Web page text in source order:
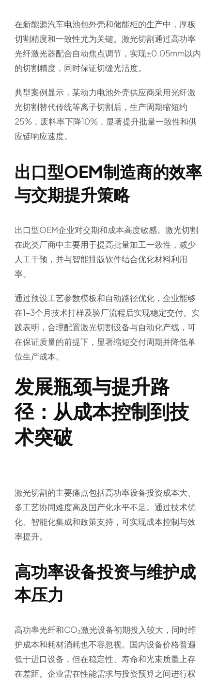
在新能源汽车电池包外壳和储能柜的生产中，厚板
切割精度和一致性尤为关键。激光切割通过高功率
光纤激光器配合自动焦点调节，实现±0.05mm以内
的切割精度，同时保证切缝光洁度。
典型案例显示，某动力电池外壳供应商采用光纤激
光切割替代传统等离子切割后，生产周期缩短约
25%，废料率下降10%，显著提升批量一致性和供
应链响应速度。
出口型OEM制造商的效率
与交期提升策略
出口型OEM企业对交期和成本高度敏感。激光切割
在此类厂商中主要用于提高批量加工一致性，减少
人工干预，并与智能排版软件结合优化材料利用
率。
通过预设工艺参数模板和自动路径优化，企业能够
在1–3个月技术打样及验厂流程后实现稳定交付。实
践表明，合理配置激光切割设备与自动化产线，可
在保证质量的前提下，显著缩短交付周期并降低单
位生产成本。
发展瓶颈与提升路
径：从成本控制到技
术突破
激光切割的主要痛点包括高功率设备投资成本大、
多工艺协同难度高及国产化水平不足。通过技术优
化、智能化集成和政策支持，可实现成本控制与效
率提升。
高功率设备投资与维护成
本压力
高功率光纤和CO₂激光设备初期投入较大，同时维
护成本和耗材消耗也不容忽视。国内设备价格普遍
低于进口设备，但在稳定性、寿命和光束质量上存
在差距。企业需在性能需求与投资预算之间进行权